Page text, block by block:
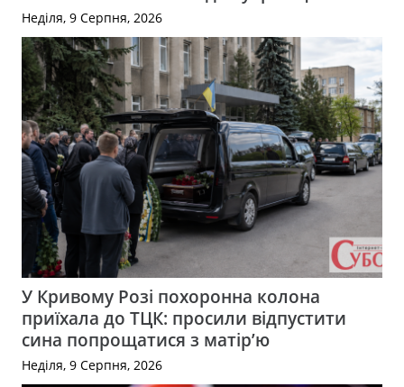
Неділя, 9 Серпня, 2026
У Кривому Розі похоронна колона
приїхала до ТЦК: просили відпустити
сина попрощатися з матір’ю
Неділя, 9 Серпня, 2026